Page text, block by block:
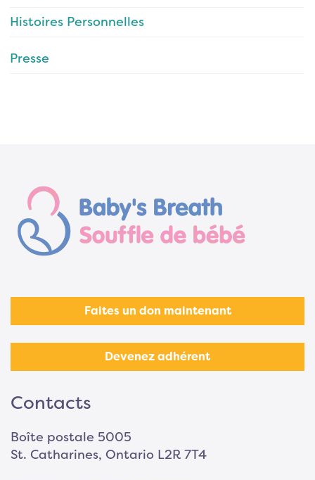
Histoires Personnelles
Presse
Faites un don maintenant
Devenez adhérent
Contacts
Boîte postale 5005
St. Catharines, Ontario L2R 7T4